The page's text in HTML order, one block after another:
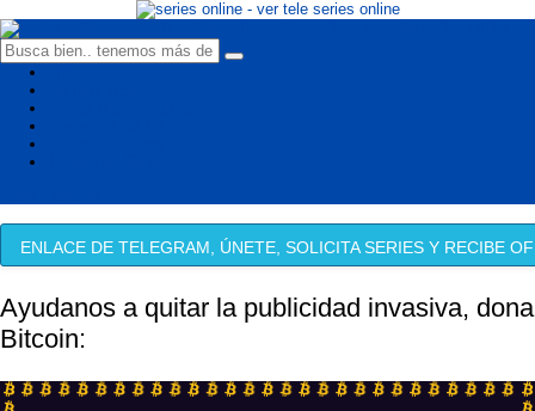
ENLACE DE TELEGRAM, ÚNETE, SOLICITA SERIES Y RECIBE
Ayudanos a quitar la publicidad invasiva, dona
Bitcoin: